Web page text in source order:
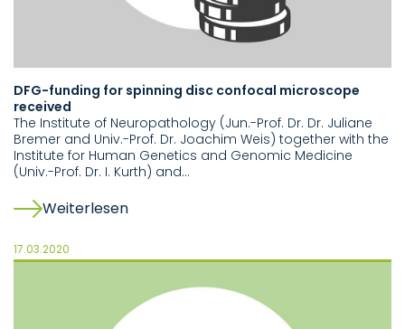
DFG-funding for spinning disc confocal microscope
received
The Institute of Neuropathology (Jun.-Prof. Dr. Dr. Juliane
Bremer and Univ.-Prof. Dr. Joachim Weis) together with the
Institute for Human Genetics and Genomic Medicine
(Univ.-Prof. Dr. I. Kurth) and…
Weiterlesen
17.03.2020